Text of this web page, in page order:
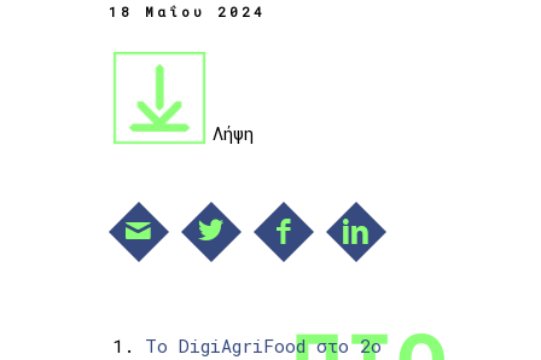
18 Μαΐου 2024
Λήψη
Το DigiAgriFood στο 2ο